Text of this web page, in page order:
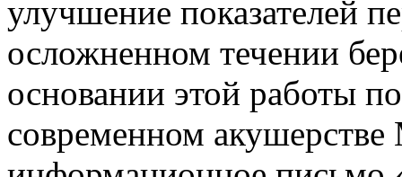
улучшение показателей
осложненном течении
основании этой работы
современном